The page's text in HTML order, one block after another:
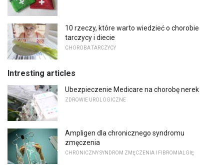
10 rzeczy, które warto wiedzieć o chorobie
tarczycy i diecie
CHOROBA TARCZYCY
Intresting articles
Ubezpieczenie Medicare na chorobę nerek
ZDROWIE UROLOGICZNE
Ampligen dla chronicznego syndromu
zmęczenia
CHRONICZNY SYNDROM ZMĘCZENIA I FIBROMIALGIĘ